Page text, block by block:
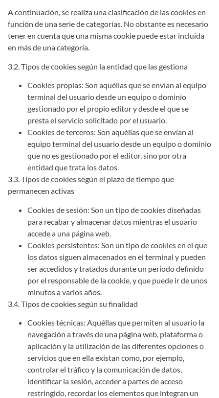
A continuación, se realiza una clasificación de las cookies en
función de una serie de categorías. No obstante es necesario
tener en cuenta que una misma cookie puede estar incluida
en más de una categoría.
3.2. Tipos de cookies según la entidad que las gestiona
Cookies propias: Son aquéllas que se envían al equipo
terminal del usuario desde un equipo o dominio
gestionado por el propio editor y desde el que se
presta el servicio solicitado por el usuario.
Cookies de terceros: Son aquéllas que se envían al
equipo terminal del usuario desde un equipo o dominio
que no es gestionado por el editor, sino por otra
entidad que trata los datos.
3.3. Tipos de cookies según el plazo de tiempo que
permanecen activas
Cookies de sesión: Son un tipo de cookies diseñadas
para recabar y almacenar datos mientras el usuario
accede a una página web.
Cookies persistentes: Son un tipo de cookies en el que
los datos siguen almacenados en el terminal y pueden
ser accedidos y tratados durante un periodo definido
por el responsable de la cookie, y que puede ir de unos
minutos a varios años.
3.4. Tipos de cookies según su finalidad
Cookies técnicas: Aquéllas que permiten al usuario la
navegación a través de una página web, plataforma o
aplicación y la utilización de las diferentes opciones o
servicios que en ella existan como, por ejemplo,
controlar el tráfico y la comunicación de datos,
identificar la sesión, acceder a partes de acceso
restringido, recordar los elementos que integran un